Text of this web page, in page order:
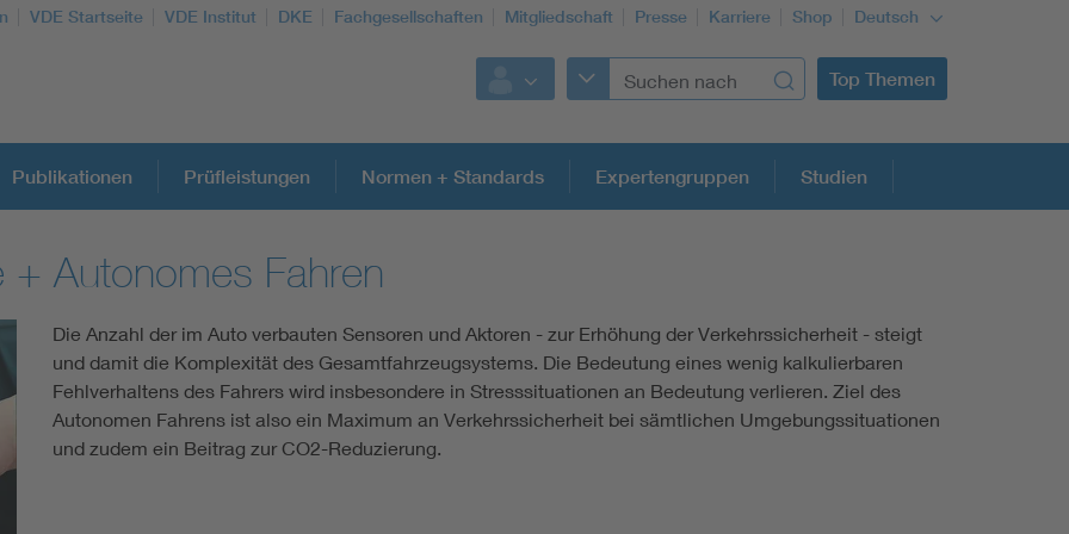
VDE Startseite VDE Institut DKE Fachgesellschaften Mitgliedschaft Presse Karriere Shop Deutsch
Top Themen
Weitere Themen
Electromobility
Building Services Engineering
Information and communications technology ICT
Publikationen Prüfleistungen Normen + Standards Expertengruppen Studien
+ Autonomes Fahren
Die Anzahl der im Auto verbauten Sensoren und Aktoren - zur Erhöhung der Verkehrssicherheit - steigt
und damit die Komplexität des Gesamtfahrzeugsystems. Die Bedeutung eines wenig kalkulierbaren
Fehlverhaltens des Fahrers wird insbesondere in Stresssituationen an Bedeutung verlieren. Ziel des
Autonomen Fahrens ist also ein Maximum an Verkehrssicherheit bei sämtlichen Umgebungssituationen
und zudem ein Beitrag zur CO2-Reduzierung.